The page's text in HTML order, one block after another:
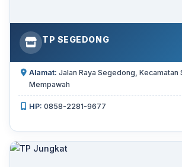
TP SEGEDONG
Alamat: Jalan Raya Segedong, Kecamatan
Mempawah
HP: 0858-2281-9677